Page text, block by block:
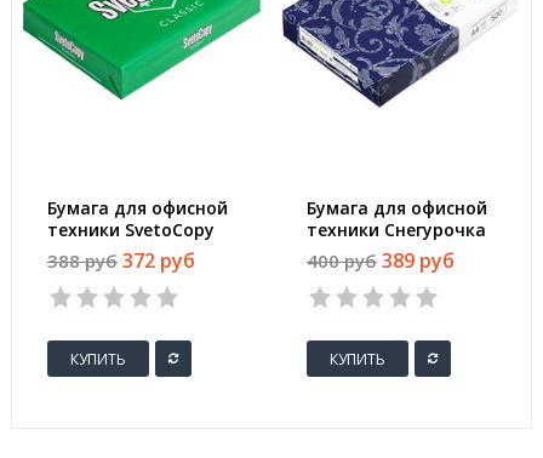
Бумага для офисной
техники SvetoCopy
(A4, марка C, 80 г/
кв.м, 500 листов)
388 руб 372 руб
КУПИТЬ
Бумага для офисной
техники Снегурочка
(А4, марка C, 80 г/
кв.м, 500 листов)
400 руб 389 руб
КУПИТЬ